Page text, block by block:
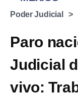
Poder Judicial
Paro
Judicial
vivo: